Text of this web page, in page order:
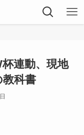
連動、現地
科書